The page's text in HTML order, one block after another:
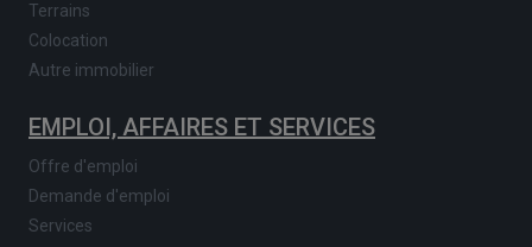
Terrains
Colocation
Autre immobilier
EMPLOI, AFFAIRES ET SERVICES
Offre d'emploi
Demande d'emploi
Services